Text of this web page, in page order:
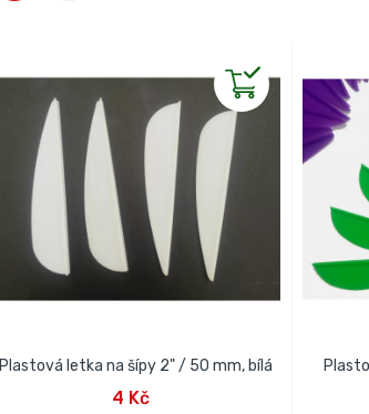
Plastová letka na šípy 2" / 50 mm, bílá
4 Kč